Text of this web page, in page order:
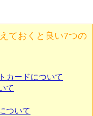
ておくと良い7つの
カードについて
て
ついて